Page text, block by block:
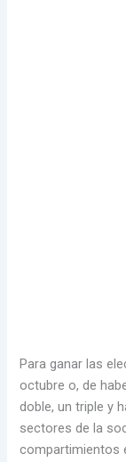
Para ganar las
octubre o, de
doble, un triple y
sectores de la
compartimientos